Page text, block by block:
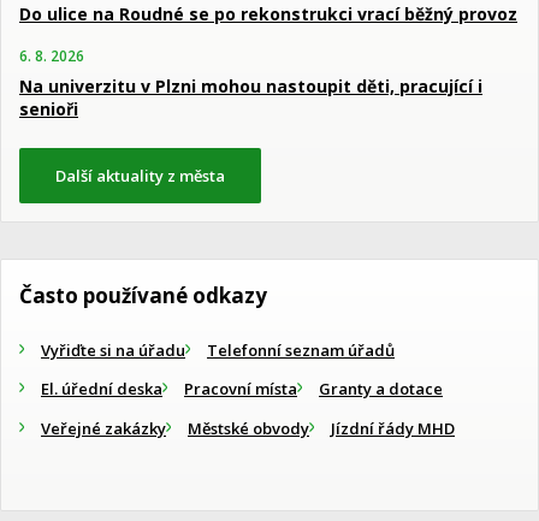
Do ulice na Roudné se po rekonstrukci vrací běžný provoz
6. 8. 2026
Na univerzitu v Plzni mohou nastoupit děti, pracující i
senioři
Další aktuality z města
Často používané odkazy
Vyřiďte si na úřadu
Telefonní seznam úřadů
El. úřední deska
Pracovní místa
Granty a dotace
Veřejné zakázky
Městské obvody Jízdní řády MHD